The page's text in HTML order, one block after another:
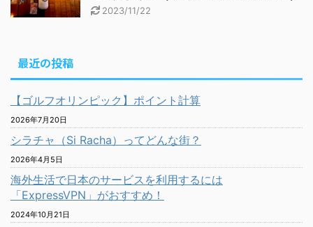
2023/11/22
最近の投稿
【ゴルフオリンピック】ポイント計算
2026年7月20日
シラチャ（Si Racha）ってどんな街？
2026年4月5日
海外生活で日本のサービスを利用するには
「ExpressVPN」がおすすめ！
2024年10月21日